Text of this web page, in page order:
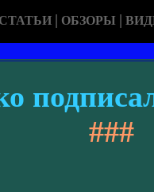
СТАТЬИ | ОБЗОРЫ |
###